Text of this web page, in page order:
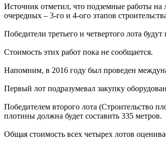
Источник отметил, что подземные работы на
очередных – 3-го и 4-ого этапов
Победители третьего и четвертого лота
Стоимость этих работ пока не сообщается.
Напомним, в 2016 году был проведен
Первый лот подразумевал закупку
Победителем второго лота (Строительство
плотины должна будет составить 335 метров.
Общая стоимость всех четырех лотов